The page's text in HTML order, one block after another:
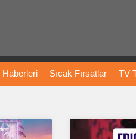
Haberleri Sıcak Fırsatlar TV
Vizyondaki Filmler Bitcoin